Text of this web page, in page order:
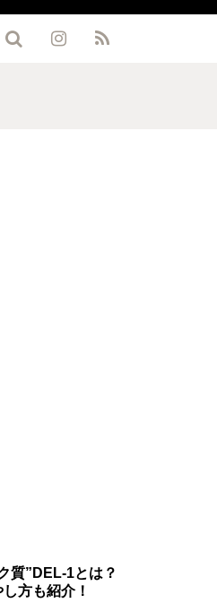
質”DEL-1とは？
方も紹介！